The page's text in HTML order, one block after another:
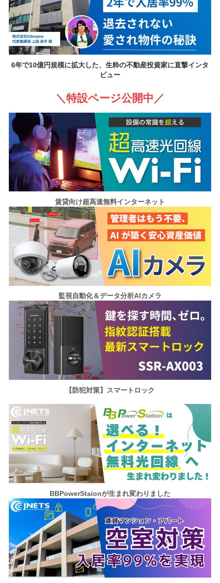
6年で10億円規模に拡大した、生粋の不動産投資家に直撃インタ
ビュー
＼特設ページ公開中／
賃貸向け超高速無料インターネット
監視自動化＆データ分析AIカメラ
【防犯対策】スマートロック
BBPowerStaionが生まれ変わりました